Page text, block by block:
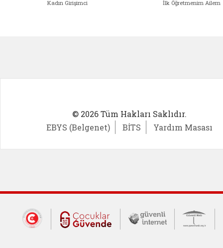
Kadın Girişimci İlk Öğretmenim Ailem
© 2026 Tüm Hakları Saklıdır.
EBYS (Belgenet)
BİTS Yardım Masası
Dış Bağlantılar
Cumhurbaşkanlığı İletişim Merkezi
Çocuklar Güvende (yeni
Güvenli